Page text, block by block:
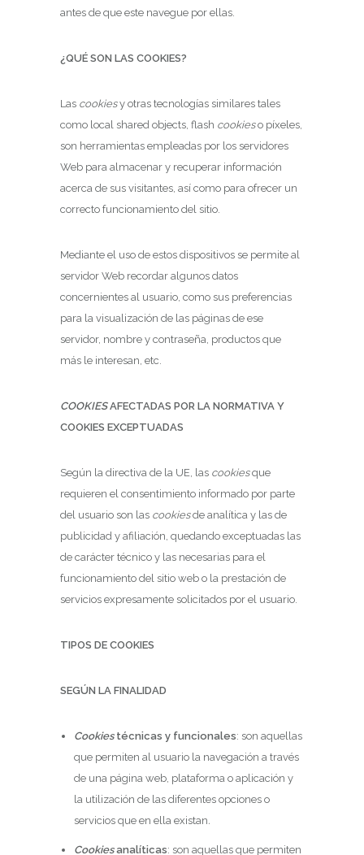
antes de que este navegue por ellas.
¿QUÉ SON LAS COOKIES?
Las cookiesy otras tecnologías similares tales
como local shared objects, flash cookieso píxeles,
son herramientas empleadas por los servidores
Web para almacenar y recuperar información
acerca de sus visitantes, así como para ofrecer un
correcto funcionamiento del sitio.
Mediante el uso de estos dispositivos se permite al
servidor Web recordar algunos datos
concernientes al usuario, como sus preferencias
para la visualización de las páginas de ese
servidor, nombre y contraseña, productos que
más le interesan, etc.
COOKIESAFECTADAS POR LA NORMATIVA Y
COOKIES EXCEPTUADAS
Según la directiva de la UE, las cookiesque
requieren el consentimiento informado por parte
del usuario son las cookiesde analítica y las de
publicidad y afiliación, quedando exceptuadas las
de carácter técnico y las necesarias para el
funcionamiento del sitio web o la prestación de
servicios expresamente solicitados por el usuario.
TIPOS DE COOKIES
SEGÚN LA FINALIDAD
Cookies técnicas y funcionales: son aquellas
que permiten al usuario la navegación a través
de una página web, plataforma o aplicación y
la utilización de las diferentes opciones o
servicios que en ella existan.
Cookiesanalíticas: son aquellas que permiten